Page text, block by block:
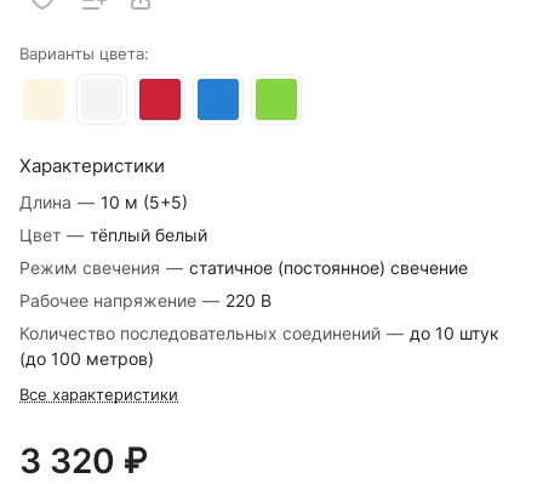
Варианты цвета:
Характеристики
Длина — 10 м (5+5)
Цвет — тёплый белый
Режим свечения — статичное (постоянное) свечение
Рабочее напряжение — 220 В
Количество последовательных соединений — до 10 штук
(до 100 метров)
Все характеристики
3 320 ₽